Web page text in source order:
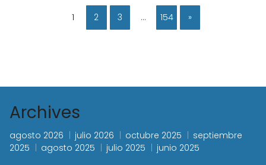
1 2 3 … 154 »
Archives
agosto 2026 julio 2026 octubre 2025
septiembre
2025
agosto 2025 julio 2025 junio 2025